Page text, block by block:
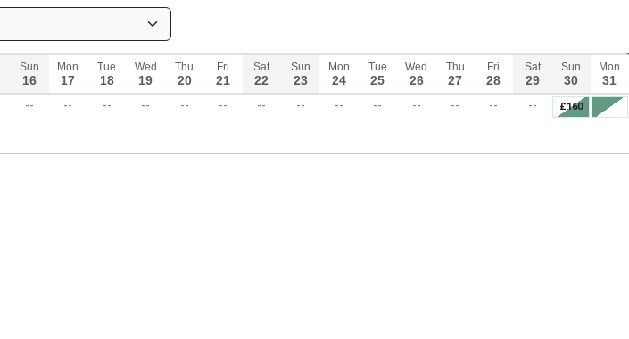
Sun
16
Mon
17
Tue
18
Wed
19
Thu
20
Fri
21
Sat
22
Sun
23
Mon
24
Tue
25
Wed
26
Thu
27
Fri
28
Sat
29
Sun
30
Mon
31
-- -- -- -- -- -- -- -- -- -- -- -- -- -- £160